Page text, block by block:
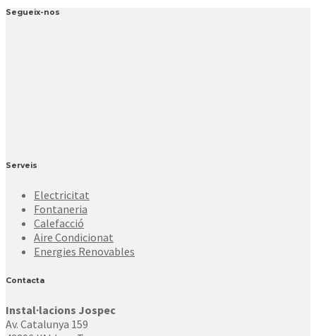
Segueix-nos
Serveis
Electricitat
Fontaneria
Calefacció
Aire Condicionat
Energies Renovables
Contacta
Instal·lacions Jospec
Av. Catalunya 159